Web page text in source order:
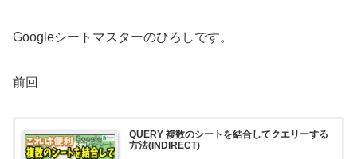
Googleシートマスターのひろしです。
前回
QUERY 複数のシートを結合してクエリーする
方法(INDIRECT)